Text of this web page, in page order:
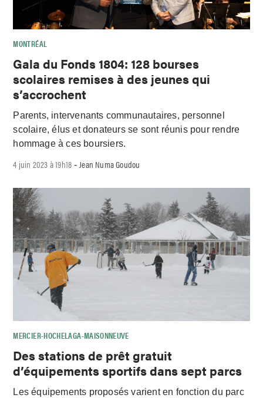
MONTRÉAL
Gala du Fonds 1804: 128 bourses
scolaires remises à des jeunes qui
s’accrochent
Parents, intervenants communautaires, personnel
scolaire, élus et donateurs se sont réunis pour rendre
hommage à ces boursiers.
4 juin 2023 à 19h18 - Jean Numa Goudou
MERCIER-HOCHELAGA-MAISONNEUVE
Des stations de prêt gratuit
d’équipements sportifs dans sept parcs
Les équipements proposés varient en fonction du parc